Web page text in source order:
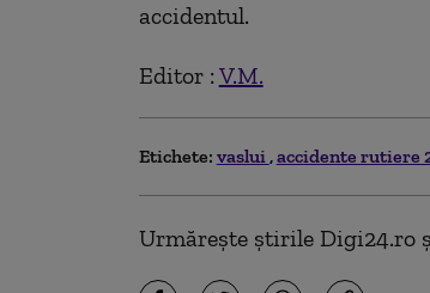
accidentul.
Editor : V.M.
Etichete: vaslui accidente rutiere
Urmărește știrile Digi24.ro